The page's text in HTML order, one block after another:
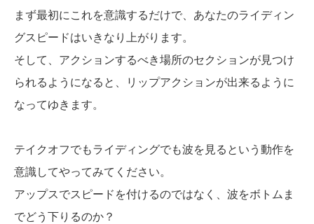
まず最初にこれを意識するだけで、あなたのライディン
グスピードはいきなり上がります。
そして、アクションするべき場所のセクションが見つけ
られるようになると、リップアクションが出来るように
なってゆきます。
テイクオフでもライディングでも波を見るという動作を
意識してやってみてください。
アップスでスピードを付けるのではなく、波をボトムま
でどう下りるのか？